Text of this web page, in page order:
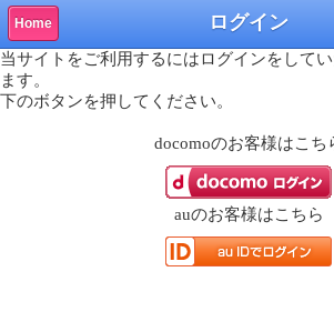
Home ログイン
当サイトをご利用するにはログインをして
ます。
下のボタンを押してください。
docomoのお客様はこち
auのお客様はこちら